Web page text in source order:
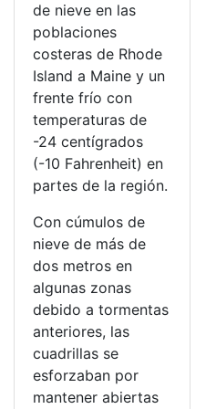
de nieve en las
poblaciones
costeras de Rhode
Island a Maine y un
frente frío con
temperaturas de
-24 centígrados
(-10 Fahrenheit) en
partes de la región.
Con cúmulos de
nieve de más de
dos metros en
algunas zonas
debido a tormentas
anteriores, las
cuadrillas se
esforzaban por
mantener abiertas